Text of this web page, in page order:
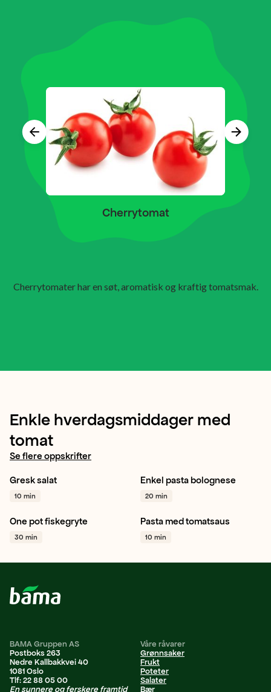
Cherrytomat
Forrige
produkt
Neste
produkt
Cherrytomater har en søt, aromatisk og kraftig tomatsmak.
Enkle hverdagsmiddager med
tomat
Se flere oppskrifter
Salat
Agurk
Hverdagsmat
Gresk salat
10 min
Mini plommetomat
Gul løk
Enkel pasta bolognese
20 min
Cherrytomat
Paprika grønn
One pot fiskegryte
30 min
Plommetomat
Gul løk
Hvitløk
Pasta med tomatsaus
10 min
BAMA Gruppen AS
Postboks 263
Nedre Kallbakkvei 40
1081 Oslo
Tlf: 22 88 05 00
En sunnere og ferskere framtid
Våre råvarer
Grønnsaker
Frukt
Poteter
Salater
Bær